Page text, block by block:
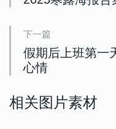
下一篇
假期后上班第一
心情
相关图片素材